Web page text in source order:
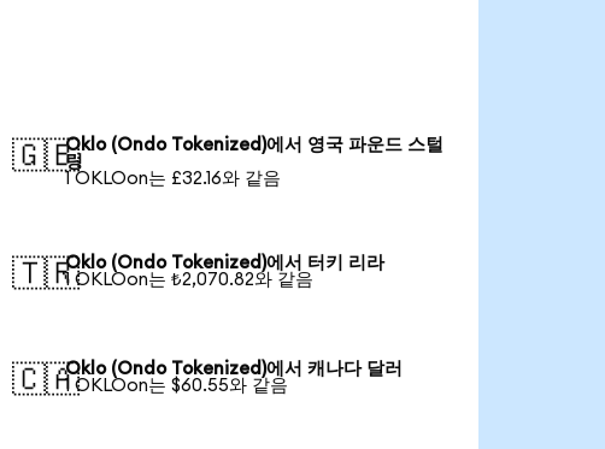
🇬🇧Oklo (Ondo Tokenized)에서 영국 파운드 스털
링
1 OKLOon는 £32.16와 같음
🇹🇷Oklo (Ondo Tokenized)에서 터키 리라
1 OKLOon는 ₺2,070.82와 같음
🇨🇦Oklo (Ondo Tokenized)에서 캐나다 달러
1 OKLOon는 $60.55와 같음